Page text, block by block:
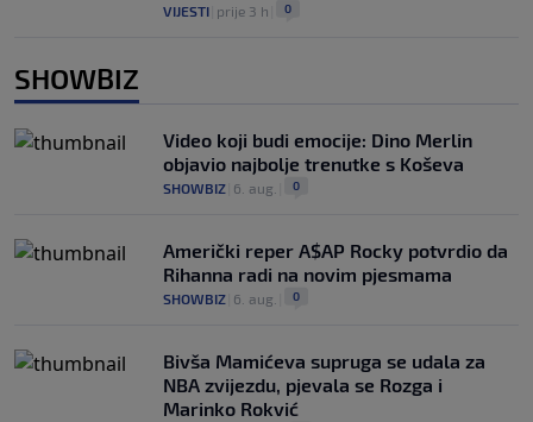
VIJESTI prije 3 h 0
SHOWBIZ
Video koji budi emocije: Dino Merlin
objavio najbolje trenutke s Koševa
SHOWBIZ 6. aug. 0
Američki reper A$AP Rocky potvrdio da
Rihanna radi na novim pjesmama
SHOWBIZ 6. aug. 0
Bivša Mamićeva supruga se udala za
NBA zvijezdu, pjevala se Rozga i
Marinko Rokvić